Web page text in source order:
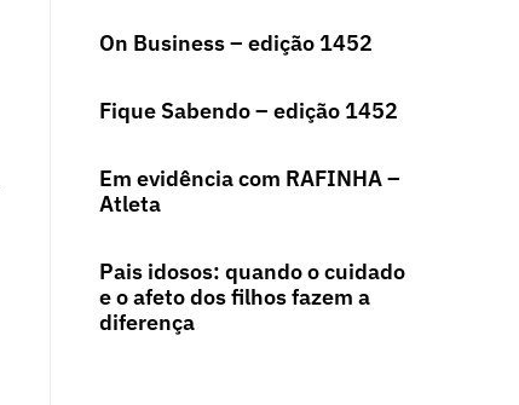
On Business – edição 1452
Fique Sabendo – edição 1452
Em evidência com RAFINHA –
Atleta
Pais idosos: quando o cuidado
e o afeto dos filhos fazem a
diferença